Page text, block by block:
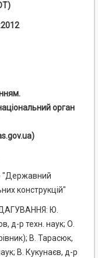
орган
"Державний
конструкцій"
Ю.
д-р техн. наук; О.
В. Тарасюк,
В. Кукунаєв, д-р